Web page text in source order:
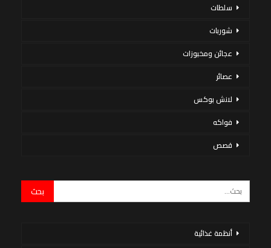
سلطات
شوربات
عجائن ومخبوزات
عصائر
لانش بوكس
فواكه
قصص
أنظمة غذائية